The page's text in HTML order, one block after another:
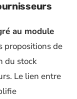
au module
propositions de
du stock
Le lien entre